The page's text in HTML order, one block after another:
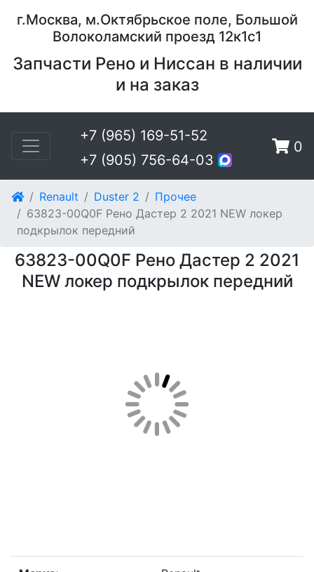
г.Москва, м.Октябрьское поле, Большой
Волоколамский проезд 12к1с1
Запчасти Рено и Ниссан в наличии
и на заказ
+7 (965) 169-51-52
+7 (905) 756-64-03
0
Renault Duster 2
Прочее
63823-00Q0F Рено Дастер 2 2021 NEW локер
подкрылок передний
63823-00Q0F Рено Дастер 2 2021
NEW локер подкрылок передний